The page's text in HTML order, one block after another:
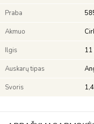
Praba
Akmuo
Ilgis 11
Auskarų tipas
Svoris